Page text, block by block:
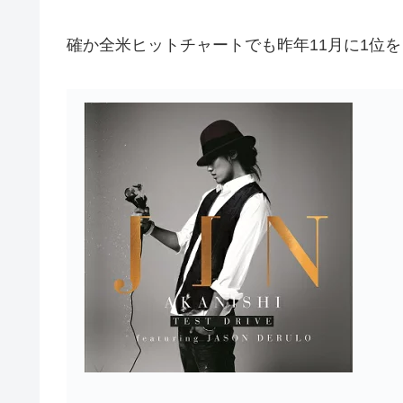
確か全米ヒットチャートでも昨年11月に1位